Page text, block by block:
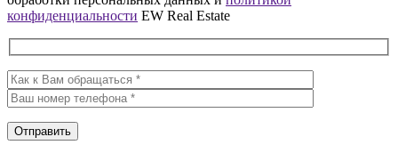
конфиденциальности EW Real Estate